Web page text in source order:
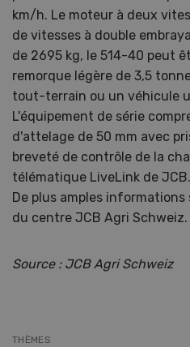
km/h. Le moteur à deux
de vitesses à double
de 2695 kg, le 514-40 peut
remorque légère de 3,5
tout-terrain ou un véhicule
L'équipement de série
d'attelage de 50 mm avec
breveté de contrôle de la
télématique LiveLink de
De plus amples
du centre JCB Agri Schweiz.
Source : JCB Agri Schweiz
THÈMES